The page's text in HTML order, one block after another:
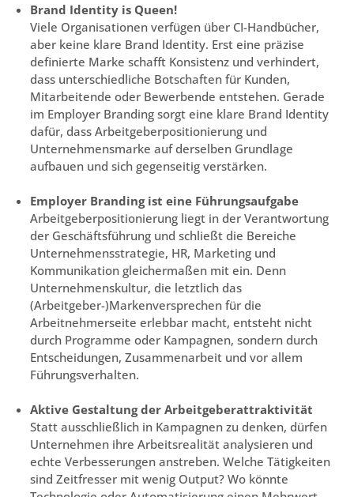
Brand Identity is Queen!
Viele Organisationen verfügen über CI-Handbücher,
aber keine klare Brand Identity. Erst eine präzise
definierte Marke schafft Konsistenz und verhindert,
dass unterschiedliche Botschaften für Kunden,
Mitarbeitende oder Bewerbende entstehen. Gerade
im Employer Branding sorgt eine klare Brand Identity
dafür, dass Arbeitgeberpositionierung und
Unternehmensmarke auf derselben Grundlage
aufbauen und sich gegenseitig verstärken.
Employer Branding ist eine Führungsaufgabe
Arbeitgeberpositionierung liegt in der Verantwortung
der Geschäftsführung und schließt die Bereiche
Unternehmensstrategie, HR, Marketing und
Kommunikation gleichermaßen mit ein. Denn
Unternehmenskultur, die letztlich das
(Arbeitgeber-)Markenversprechen für die
Arbeitnehmerseite erlebbar macht, entsteht nicht
durch Programme oder Kampagnen, sondern durch
Entscheidungen, Zusammenarbeit und vor allem
Führungsverhalten.
Aktive Gestaltung der Arbeitgeberattraktivität
Statt ausschließlich in Kampagnen zu denken, dürfen
Unternehmen ihre Arbeitsrealität analysieren und
echte Verbesserungen anstreben. Welche Tätigkeiten
sind Zeitfresser mit wenig Output? Wo könnte